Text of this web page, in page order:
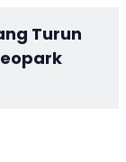
Turun